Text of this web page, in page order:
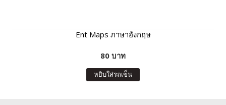
Ent Maps ภาษาอังกฤษ
80 บาท
หยิบใส่รถเข็น